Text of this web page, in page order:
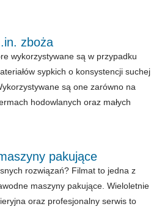
zboża
wykorzystywane są w przypadku
sypkich o konsystencji suchej
są one zarówno na
hodowlanych oraz małych
pakujące
rozwiązań? Filmat to jedna z
maszyny pakujące. Wieloletnie
oraz profesjonalny serwis to